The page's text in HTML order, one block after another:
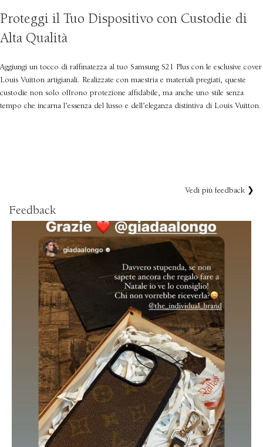
Proteggi il Tuo Dispositivo con Custodie di
Alta Qualità
Aggiungi un tocco di raffinatezza al tuo Samsung S21 Plus con le esclusive cover
Louis Vuitton artigianali. Realizzate con maestria e materiali pregiati, queste
custodie non solo offrono protezione affidabile, ma anche uno stile senza
tempo che incarna l’essenza del lusso e dell’eleganza distintiva di Louis Vuitton.
Feedback
Vedi più feedback ❯